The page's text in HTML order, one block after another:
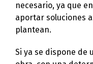
necesario, ya que
aportar soluciones
plantean.
Si ya se dispone de